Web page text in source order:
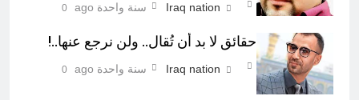
Iraq nation سنة واحدة ago 0
حقائق لا بد أن تُقال.. ولن نرجع عنها..!
Iraq nation سنة واحدة ago 0